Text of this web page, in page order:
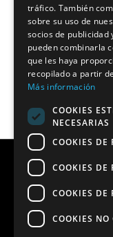
Portal de transparencia
tráfico. También
sobre su uso de
socios de publicidad
pueden combinarla
que les haya
recopilado a partir
Más información
COOKIES
NECESARIAS
COOKIES DE
COOKIES DE
COOKIES DE
COOKIES NO